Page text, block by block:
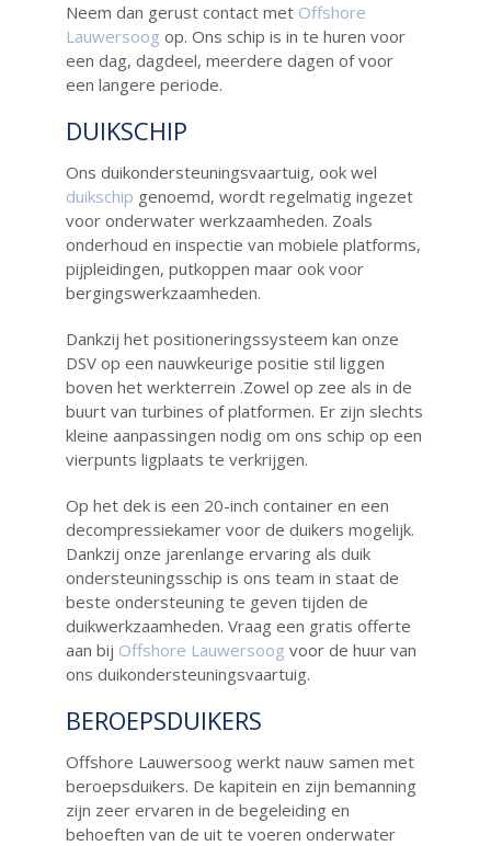
Neem dan gerust contact met Offshore
Lauwersoog op. Ons schip is in te huren voor
een dag, dagdeel, meerdere dagen of voor
een langere periode.
DUIKSCHIP
Ons duikondersteuningsvaartuig, ook wel
duikschip genoemd, wordt regelmatig ingezet
voor onderwater werkzaamheden. Zoals
onderhoud en inspectie van mobiele platforms,
pijpleidingen, putkoppen maar ook voor
bergingswerkzaamheden.
Dankzij het positioneringssysteem kan onze
DSV op een nauwkeurige positie stil liggen
boven het werkterrein .Zowel op zee als in de
buurt van turbines of platformen. Er zijn slechts
kleine aanpassingen nodig om ons schip op een
vierpunts ligplaats te verkrijgen.
Op het dek is een 20-inch container en een
decompressiekamer voor de duikers mogelijk.
Dankzij onze jarenlange ervaring als duik
ondersteuningsschip is ons team in staat de
beste ondersteuning te geven tijden de
duikwerkzaamheden. Vraag een gratis offerte
aan bij Offshore Lauwersoog voor de huur van
ons duikondersteuningsvaartuig.
BEROEPSDUIKERS
Offshore Lauwersoog werkt nauw samen met
beroepsduikers. De kapitein en zijn bemanning
zijn zeer ervaren in de begeleiding en
behoeften van de uit te voeren onderwater